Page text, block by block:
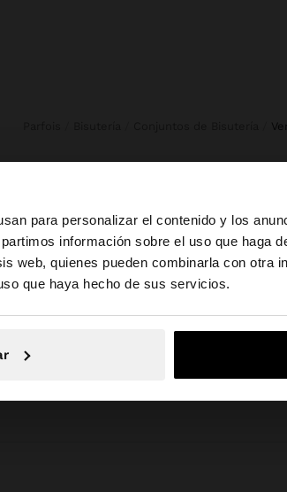
para personalizar el contenido y los
información sobre el uso que haga
web, quienes pueden combinarla con otra
que haya hecho de sus servicios.
de Dominican Republic. ¿Quieres ir a
en la web de Dominican Republic